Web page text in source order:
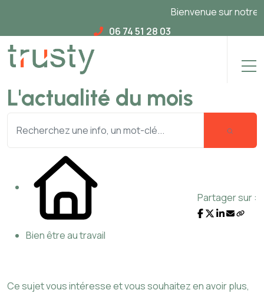
Bienvenue sur notre
06 74 51 28 03
L'actualité du mois
Bien être au travail
Partager sur :
Ce sujet vous intéresse et vous souhaitez en avoir plus,